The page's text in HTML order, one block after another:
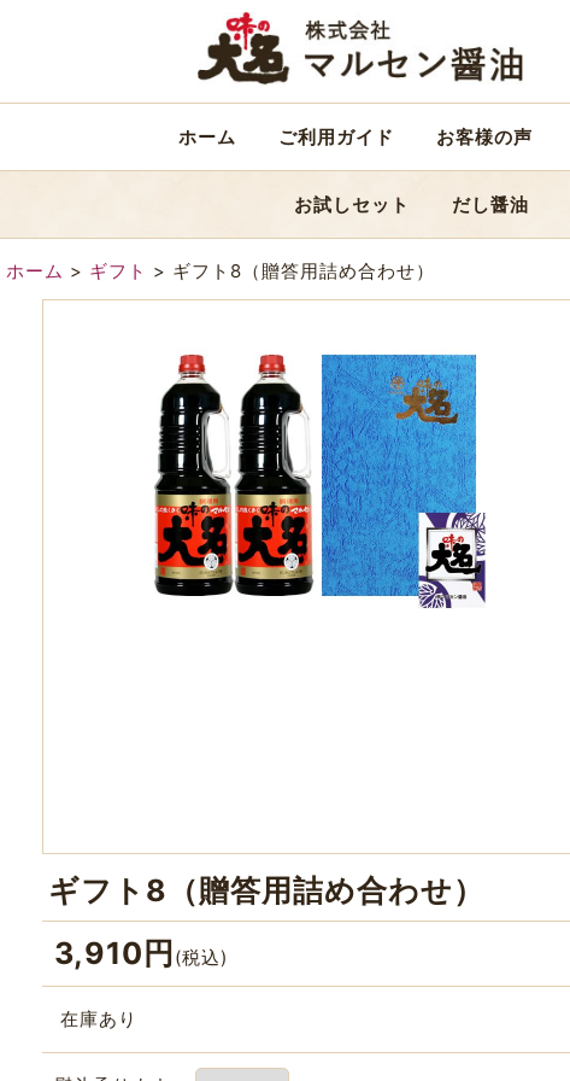
ホーム ご利用ガイド お客様の声
お試しセット だし醤油
ホーム > ギフト > ギフト8（贈答用詰め合わせ）
ギフト8（贈答用詰め合わせ）
3,910 円 (税込)
在庫あり